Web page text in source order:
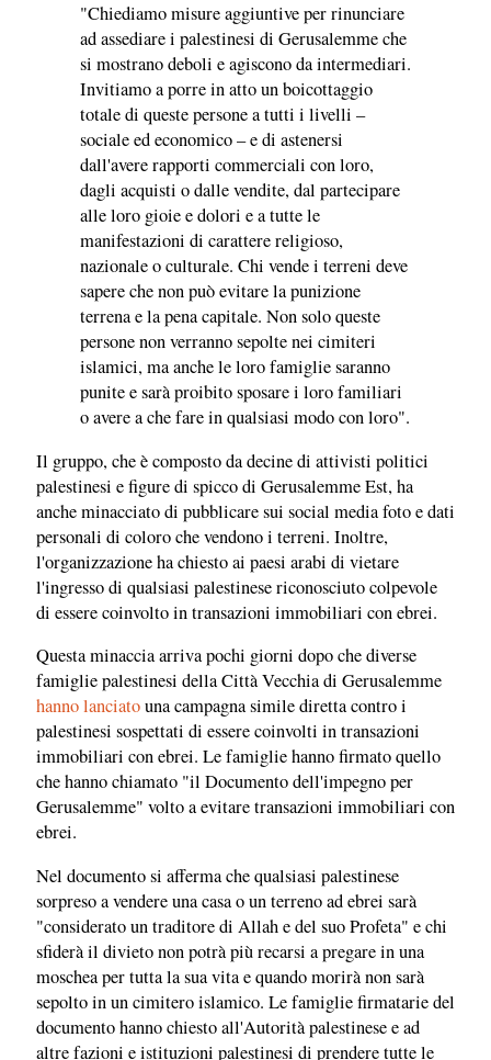
"Chiediamo misure aggiuntive per rinunciare
ad assediare i palestinesi di Gerusalemme che
si mostrano deboli e agiscono da intermediari.
Invitiamo a porre in atto un boicottaggio
totale di queste persone a tutti i livelli –
sociale ed economico – e di astenersi
dall'avere rapporti commerciali con loro,
dagli acquisti o dalle vendite, dal partecipare
alle loro gioie e dolori e a tutte le
manifestazioni di carattere religioso,
nazionale o culturale. Chi vende i terreni deve
sapere che non può evitare la punizione
terrena e la pena capitale. Non solo queste
persone non verranno sepolte nei cimiteri
islamici, ma anche le loro famiglie saranno
punite e sarà proibito sposare i loro familiari
o avere a che fare in qualsiasi modo con loro".
Il gruppo, che è composto da decine di attivisti politici
palestinesi e figure di spicco di Gerusalemme Est, ha
anche minacciato di pubblicare sui social media foto e dati
personali di coloro che vendono i terreni. Inoltre,
l'organizzazione ha chiesto ai paesi arabi di vietare
l'ingresso di qualsiasi palestinese riconosciuto colpevole
di essere coinvolto in transazioni immobiliari con ebrei.
Questa minaccia arriva pochi giorni dopo che diverse
famiglie palestinesi della Città Vecchia di Gerusalemme
hanno lanciatouna campagna simile diretta contro i
palestinesi sospettati di essere coinvolti in transazioni
immobiliari con ebrei. Le famiglie hanno firmato quello
che hanno chiamato "il Documento dell'impegno per
Gerusalemme" volto a evitare transazioni immobiliari con
ebrei.
Nel documento si afferma che qualsiasi palestinese
sorpreso a vendere una casa o un terreno ad ebrei sarà
"considerato un traditore di Allah e del suo Profeta" e chi
sfiderà il divieto non potrà più recarsi a pregare in una
moschea per tutta la sua vita e quando morirà non sarà
sepolto in un cimitero islamico. Le famiglie firmatarie del
documento hanno chiesto all'Autorità palestinese e ad
altre fazioni e istituzioni palestinesi di prendere tutte le